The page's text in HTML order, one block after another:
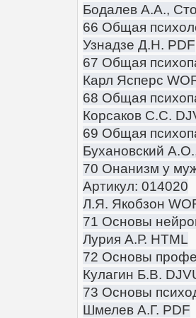
Бодалев А.А.,
66 Общая
Узнадзе Д.Н. PDF
67 Общая
Карл Ясперс
68 Общая
Корсаков С.С.
69 Общая
Бухановский
70 Онанизм у
Артикул: 014020
Л.Я. Якобзон
71 Основы
Лурия А.Р. HTML
72 Основы
Кулагин Б.В.
73 Основы
Шмелев А.Г. PDF